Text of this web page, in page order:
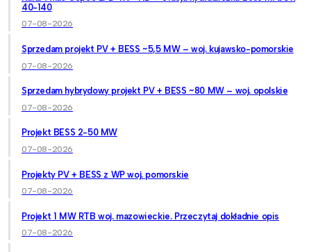
40-140
07-08-2026
Sprzedam projekt PV + BESS ~5,5 MW – woj. kujawsko-pomorskie
07-08-2026
Sprzedam hybrydowy projekt PV + BESS ~80 MW – woj. opolskie
07-08-2026
Projekt BESS 2-50 MW
07-08-2026
Projekty PV + BESS z WP woj. pomorskie
07-08-2026
Projekt 1 MW RTB woj. mazowieckie. Przeczytaj dokładnie opis
07-08-2026